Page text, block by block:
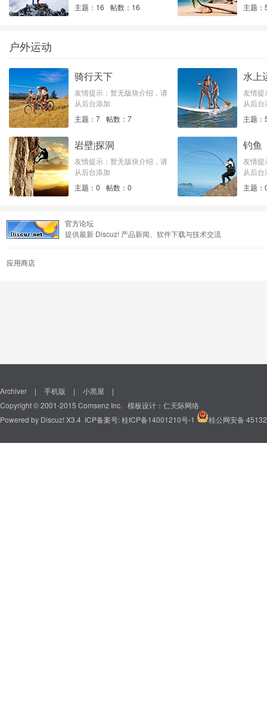
主题：16
帖数：16
主题：
户外运动
骑行天下
友情提示：暂无版块介绍，请
从后台添加
主题：7 帖数：7
水上
友情提
从后台
主题：
岩壁|探洞
友情提示：暂无版块介绍，请
从后台添加
主题：0
帖数：0
钓鱼
友情提
从后台
主题：
官方论坛
提供最新 Discuz! 产品新闻、软件下载与技术交流
应用商店
Archiver | 手机版 | 小黑屋
|
Copyright © 2001-2015 Comsenz Inc. 模板设计： 仁天际网络
Powered by Discuz! X3.4 ICP备案号:桂ICP备14001210号-1 桂公网安备